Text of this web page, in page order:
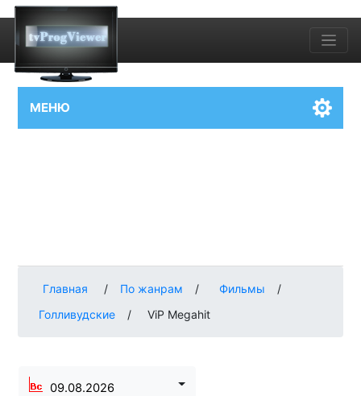
МЕНЮ
Главная / По жанрам / Фильмы
/
Голливудские
/ ViP Megahit
09.08.2026